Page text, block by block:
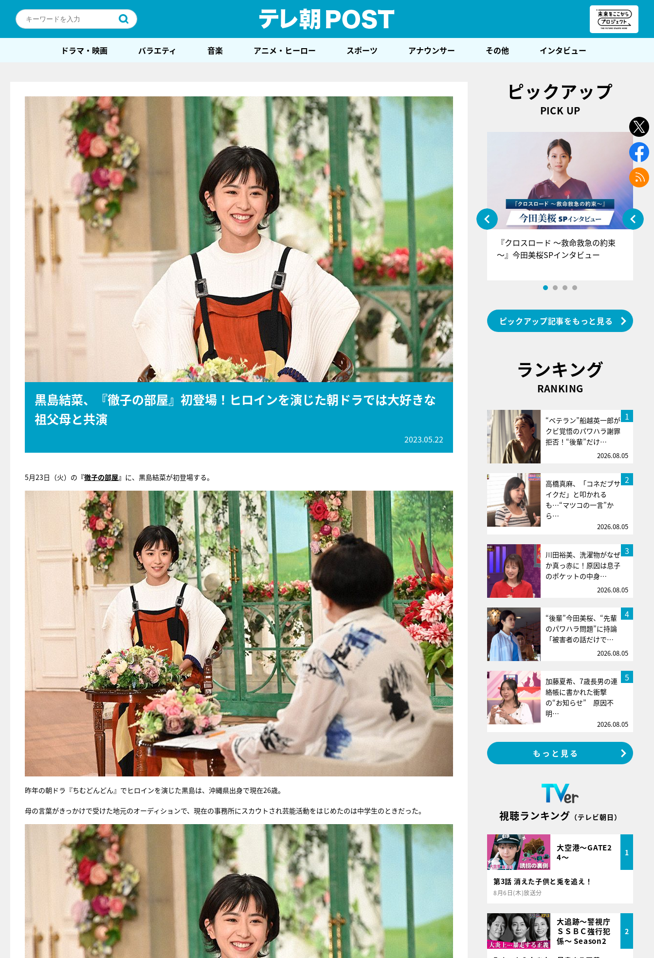
ドラマ・映画 バラエティ 音楽 アニメ・ヒーロー スポーツ アナウンサー その他 インタビュー
黒島結菜、『徹子の部屋』初登場！ヒロインを演じた朝ドラでは大好きな
祖父母と共演
2023.05.22
5月23日（火）の 『徹子の部屋』 に、黒島結菜が初登場する。
昨年の朝ドラ『ちむどんどん』でヒロインを演じた黒島は、沖縄県出身で現在26歳。
母の言葉がきっかけで受けた地元のオーディションで、現在の事務所にスカウトされ芸能活動をはじめたのは中学生のときだった。
ピックアップ
PICK UP
『アイ＝ラブ！げーみんぐ』＝LOV
E齋藤樹愛羅＆佐々木舞香SPインタ
ビュー
『クロスロード ～救命救急の約束
～』今田美桜SPインタビュー
ピックアップ記事をもっと見る
ランキング
RANKING
1
“ベテラン”船越英一郎が
クビ覚悟のパワハラ謝罪
拒否！“後輩”だけ…
2026.08.05
2
高橋真麻、「コネだブサ
イクだ」と叩かれる
も…“マツコの一言”か
ら…
2026.08.05
3
川田裕美、洗濯物がなぜ
か真っ赤に！原因は息子
のポケットの中身…
2026.08.05
4
“後輩”今田美桜、“先輩
のパワハラ問題”に持論
「被害者の話だけで…
2026.08.05
5
加藤夏希、7歳長男の連
絡帳に書かれた衝撃
の“お知らせ” 原因不
明…
2026.08.05
もっと見る
視聴ランキング （テレビ朝日）
大空港～GATE2
4～
1
第3話 消えた子供と兎を追え！
8月6日(木)放送分
大追跡～警視庁
ＳＳＢＣ強行犯
係～ Season2
2